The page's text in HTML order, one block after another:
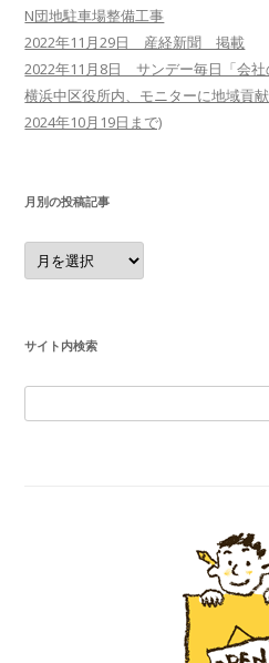
N団地駐車場整備工事
2022年11月29日 産経新聞 掲載
2022年11月8日 サンデー毎日「会社
横浜中区役所内、モニターに地
2024年10月19日まで)
月別の投稿記事
月
別
の
事
サイト内検索
索